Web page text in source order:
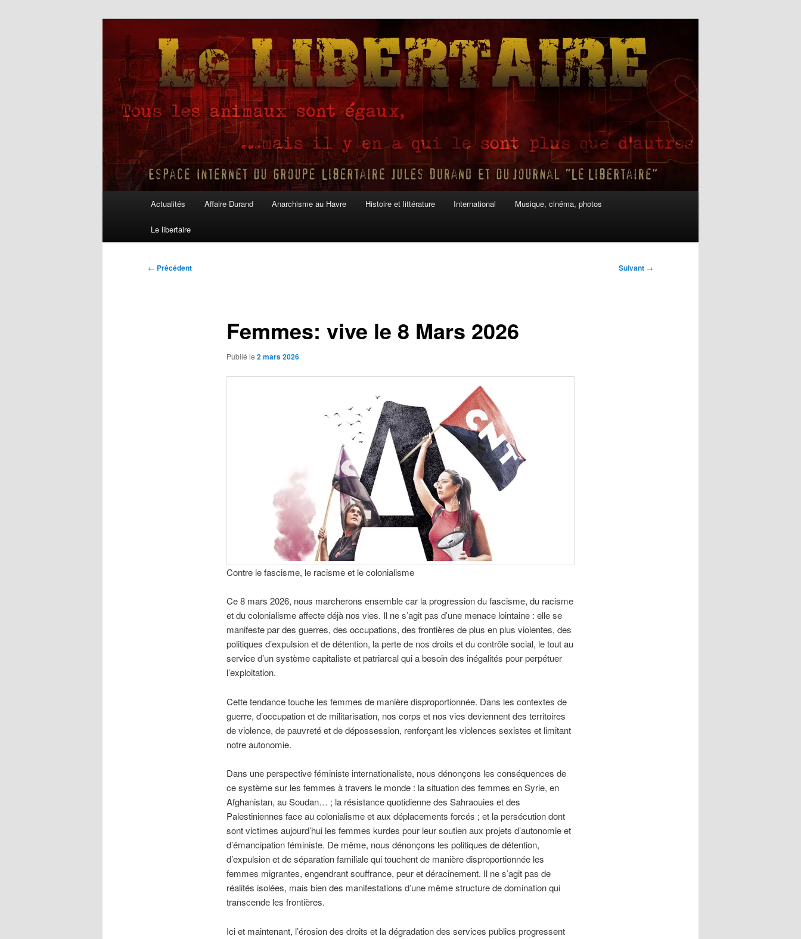
Le Libertaire
Actualités Affaire Durand Anarchisme au Havre Histoire et littérature International Musique, cinéma, photos
Le libertaire
Navigation
← Précédent Suivant →
Femmes: vive le 8 Mars 2026
Publié le 2 mars 2026
Contre le fascisme, le racisme et le colonialisme
Ce 8 mars 2026, nous marcherons ensemble car la progression du fascisme, du racisme
et du colonialisme affecte déjà nos vies. Il ne s’agit pas d’une menace lointaine : elle se
manifeste par des guerres, des occupations, des frontières de plus en plus violentes, des
politiques d’expulsion et de détention, la perte de nos droits et du contrôle social, le tout au
service d’un système capitaliste et patriarcal qui a besoin des inégalités pour perpétuer
l’exploitation.
Cette tendance touche les femmes de manière disproportionnée. Dans les contextes de
guerre, d’occupation et de militarisation, nos corps et nos vies deviennent des territoires
de violence, de pauvreté et de dépossession, renforçant les violences sexistes et limitant
notre autonomie.
Dans une perspective féministe internationaliste, nous dénonçons les conséquences de
ce système sur les femmes à travers le monde : la situation des femmes en Syrie, en
Afghanistan, au Soudan… ; la résistance quotidienne des Sahraouies et des
Palestiniennes face au colonialisme et aux déplacements forcés ; et la persécution dont
sont victimes aujourd’hui les femmes kurdes pour leur soutien aux projets d’autonomie et
d’émancipation féministe. De même, nous dénonçons les politiques de détention,
d’expulsion et de séparation familiale qui touchent de manière disproportionnée les
femmes migrantes, engendrant souffrance, peur et déracinement. Il ne s’agit pas de
réalités isolées, mais bien des manifestations d’une même structure de domination qui
transcende les frontières.
Ici et maintenant, l’érosion des droits et la dégradation des services publics progressent